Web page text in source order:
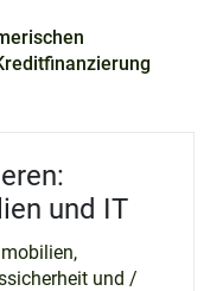
und IT
und /